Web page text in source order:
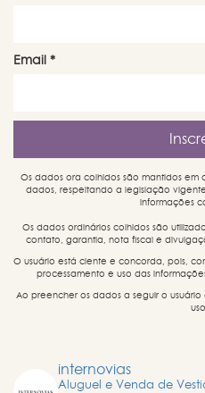
Email *
Os dados ora colhidos são mantidos em
dados, respeitando a legislação
informações
Os dados ordinários colhidos são
contato, garantia, nota fiscal e
O usuário está ciente e concorda, pois,
processamento e uso das
Ao preencher os dados a seguir o
internovias
Aluguel e Venda de